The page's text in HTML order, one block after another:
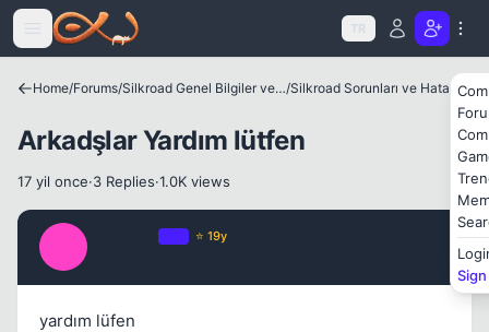
Icerige atla
TR
Home/Forums/ Silkroad Genel Bilgiler ve Update Bilgileri/Silkroad Sorunları ve Hataları
Arkadşlar Yardım lütfen
17 yil once·3 Replies·1.0K views
⭐ 19y
yardım lüfen
Kapat